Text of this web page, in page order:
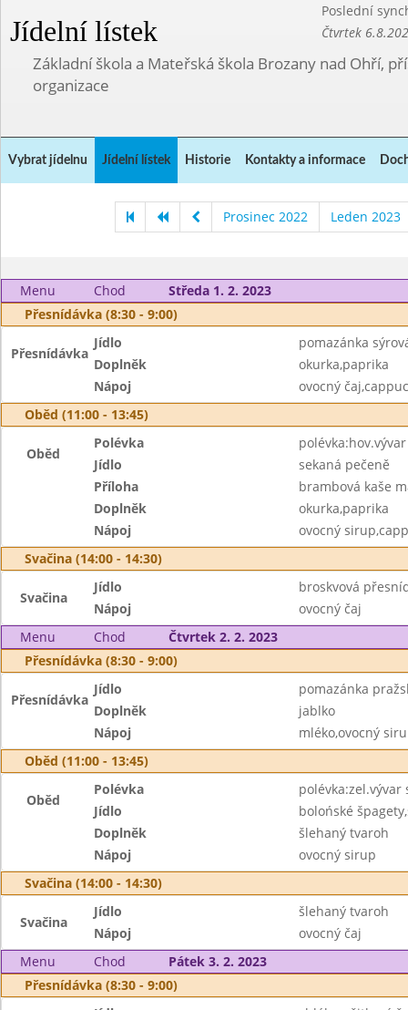
Jídelní lístek
Poslední
Čtvrtek
Základní škola a Mateřská škola Brozany nad Ohří,
organizace
Vybrat jídelnu Jídelní lístek Historie Kontakty a informace
Prosinec 2022 Leden 2023
Menu Chod
Středa 1. 2. 2023
Přesnídávka (8:30 - 9:00)
Přesnídávka
Jídlo
pomazánka
Doplněk
okurka,paprika
Nápoj
ovocný
Oběd (11:00 - 13:45)
Oběd
Polévka
Jídlo
sekaná pečeně
Příloha
brambová kaše
Doplněk
okurka,paprika
Nápoj
ovocný
Svačina (14:00 - 14:30)
Svačina
Jídlo
broskvová
Nápoj
ovocný čaj
Menu
Chod
Čtvrtek 2. 2. 2023
Přesnídávka (8:30 - 9:00)
Přesnídávka
Jídlo
pomazánka
Doplněk
jablko
Nápoj
mléko,ovocný
Oběd (11:00 - 13:45)
Oběd
Polévka
Jídlo
bolońské
Doplněk
šlehaný tvaroh
Nápoj
ovocný sirup
Svačina (14:00 - 14:30)
Svačina
Jídlo
šlehaný tvaroh
Nápoj
ovocný čaj
Menu
Chod
Pátek 3. 2. 2023
Přesnídávka (8:30 - 9:00)